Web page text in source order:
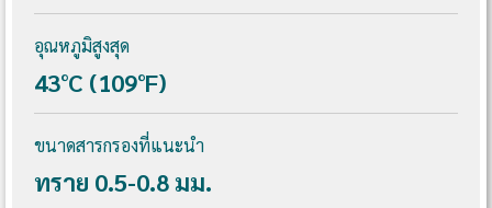
อุณหภูมิสูงสุด
43°C (109°F)
ขนาดสารกรองที่แนะนำ
ทราย 0.5-0.8 มม.